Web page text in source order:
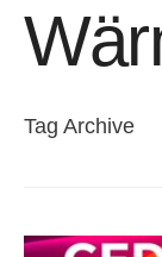
Tag Archive